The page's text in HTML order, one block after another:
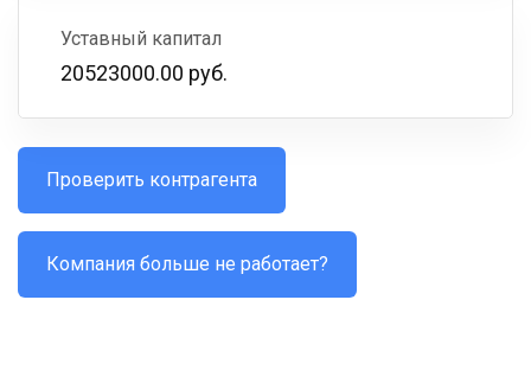
Уставный капитал
20523000.00 руб.
Проверить контрагента
Компания больше не работает?